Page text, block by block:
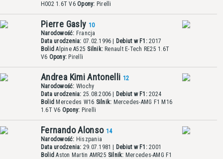
H002 1.6T V6 Opony: Pirelli
Pierre Gasly 10
Narodowość: Francja
Data urodzenia: 07.02.1996 | Debiut w F1:2017
Bolid Alpine A525 Silnik: Renault E-Tech RE25 1.6T
V6 Opony: Pirelli
Andrea Kimi Antonelli 12
Narodowość: Włochy
Data urodzenia: 25.08.2006 | Debiut w F1:2024
Bolid Mercedes W16 Silnik: Mercedes-AMG F1 M16
1.6T V6 Opony: Pirelli
Fernando Alonso 14
Narodowość: Hiszpania
Data urodzenia: 29.07.1981 | Debiut w F1:2001
Bolid Aston Martin AMR25 Silnik: Mercedes-AMG F1